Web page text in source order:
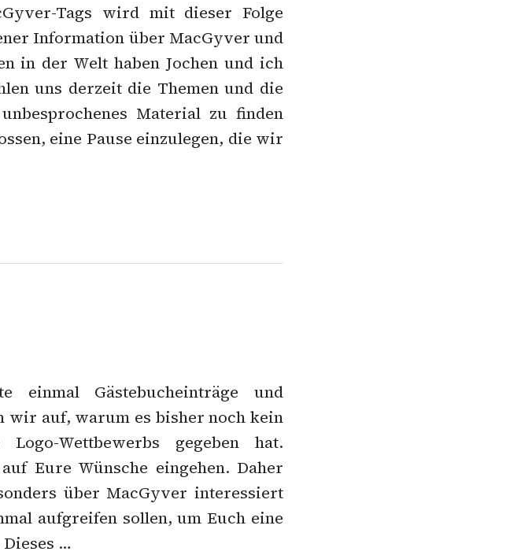
Tags wird mit dieser Folge
Information über MacGyver und
in der Welt haben Jochen und ich
uns derzeit die Themen und die
Material zu finden
eine Pause einzulegen, die wir
einmal Gästebucheinträge und
wir auf, warum es bisher noch kein
Wettbewerbs gegeben hat.
Eure Wünsche eingehen. Daher
über MacGyver interessiert
aufgreifen sollen, um Euch eine
Dieses …